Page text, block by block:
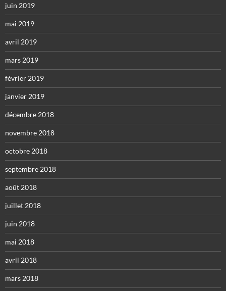
juin 2019
mai 2019
avril 2019
mars 2019
février 2019
janvier 2019
décembre 2018
novembre 2018
octobre 2018
septembre 2018
août 2018
juillet 2018
juin 2018
mai 2018
avril 2018
mars 2018